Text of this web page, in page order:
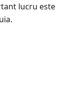
lucru este